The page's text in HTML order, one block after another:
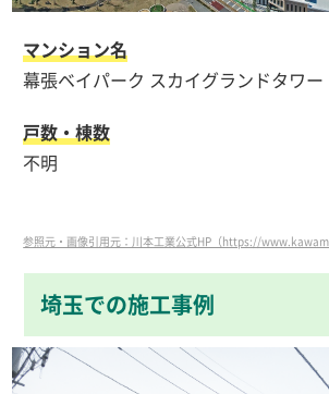
マンション名
幕張ベイパーク スカイグランドタワー
戸数・棟数
不明
参照元・画像引用元：川本工業公式HP（https://
埼玉での施工事例